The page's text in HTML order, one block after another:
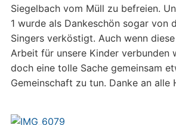
Siegelbach vom Müll zu befreien.
1 wurde als Dankeschön sogar von
Singers verköstigt. Auch wenn
Arbeit für unsere Kinder verbunden
doch eine tolle Sache gemeinsam
Gemeinschaft zu tun. Danke an alle